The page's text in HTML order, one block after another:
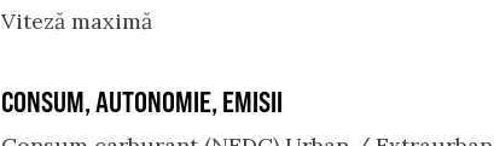
Viteză maximă
CONSUM, AUTONOMIE, EMISII